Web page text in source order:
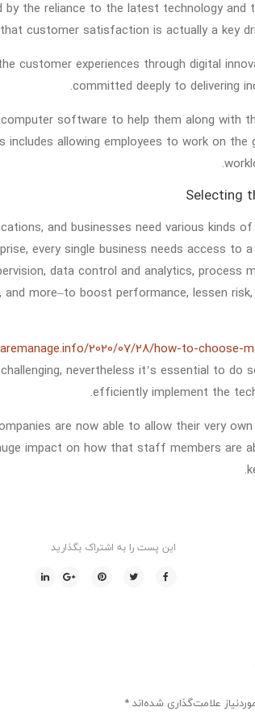
the reliance to the latest technology and
customer satisfaction is actually a key
customer experiences through digital
committed deeply to delivering
software to help them along with
allowing employees to work on
Selecting
and businesses need various kinds
every single business needs access
data control and analytics, process
and more–to boost performance, lessen
2020/07/28/how-to-choose-
nevertheless it’s essential to do
efficiently implement the
are now able to allow their very
impact on how that staff members are
این پست را به اشتراک بگذارید
علامت‌گذاری شده‌اند*